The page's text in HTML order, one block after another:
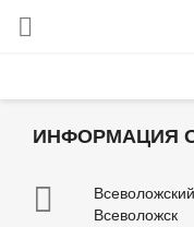

ИНФОРМАЦИЯ

Всеволожск